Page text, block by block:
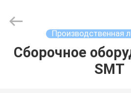
ДОМ
AUTOMATION
LIMITED.
Производственная
Сборочное
SMT